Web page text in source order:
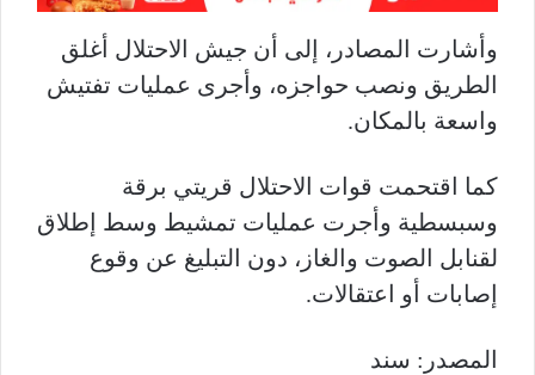
وأشارت المصادر، إلى أن جيش الاحتلال أغلق
الطريق ونصب حواجزه، وأجرى عمليات تفتيش
واسعة بالمكان.
كما اقتحمت قوات الاحتلال قريتي برقة
وسبسطية وأجرت عمليات تمشيط وسط إطلاق
لقنابل الصوت والغاز، دون التبليغ عن وقوع
إصابات أو اعتقالات.
المصدر: سند